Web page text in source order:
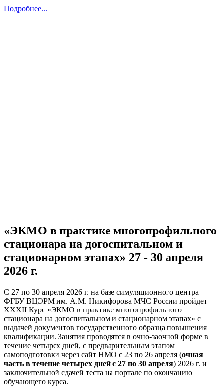
Подробнее...
«ЭКМО в практике многопрофильного
стационара на догоспитальном и
стационарном этапах» 27 - 30 апреля
2026 г.
С 27 по 30 апреля 2026 г. на базе симуляционного центра
ФГБУ ВЦЭРМ им. А.М. Никифорова МЧС России пройдет
XXXII Курс «ЭКМО в практике многопрофильного
стационара на догоспитальном и стационарном этапах» с
выдачей документов государственного образца повышения
квалификации. Занятия проводятся в очно-заочной форме в
течение четырех дней, с предварительным этапом
самоподготовки через сайт НМО с 23 по 26 апреля (очная
часть в течение четырех дней с 27 по 30 апреля) 2026 г. и
заключительной сдачей теста на портале по окончанию
обучающего курса.